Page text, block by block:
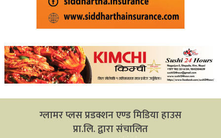
ग्लामर प्लस प्रडक्शन एण्ड मिडिया हाउस
प्रा.लि. द्वारा संचालित